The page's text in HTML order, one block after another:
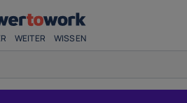
WEITER WISSEN